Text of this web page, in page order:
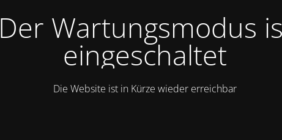
Der Wartungsmodus
eingeschaltet
Die Website ist in Kürze wieder erreichbar